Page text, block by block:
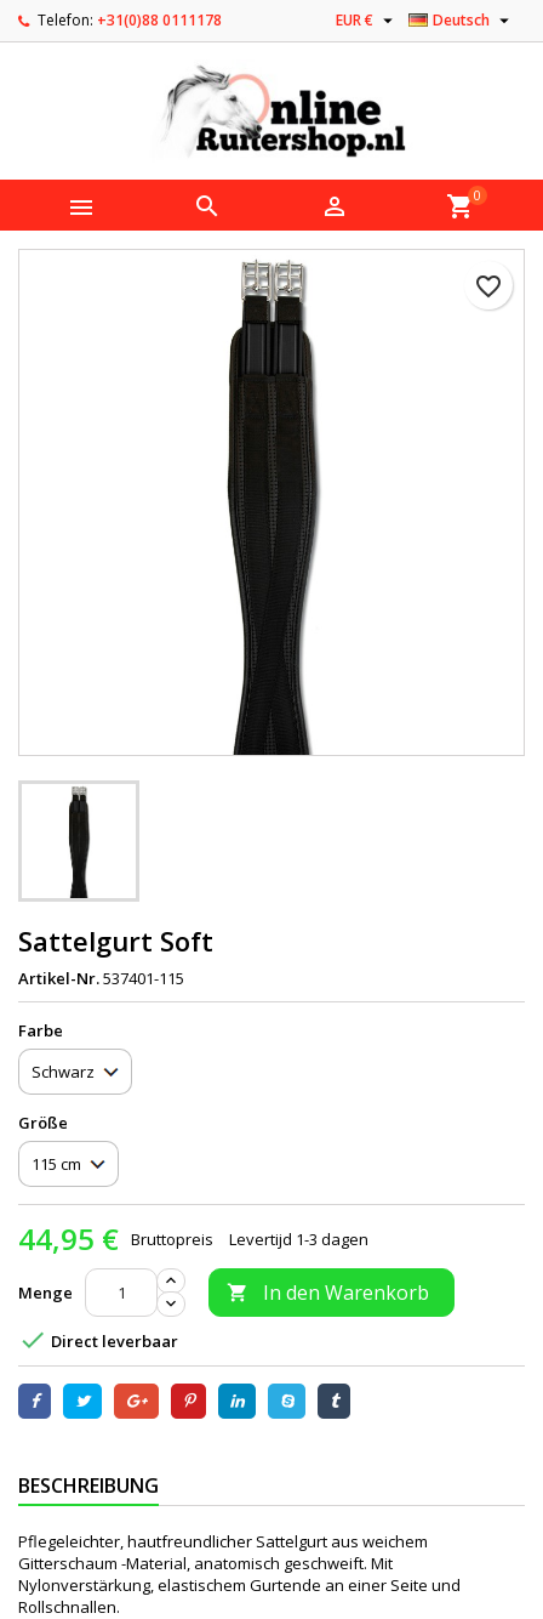
Telefon: +31(0)88 0111178 Deutsch 
EUR € 
   shopping_cart0
favorite_border
Sattelgurt Soft
Artikel-Nr.537401-115
Farbe
Größe
44,95 € Bruttopreis Levertijd 1-3 dagen
Menge  In den Warenkorb
 Direct leverbaar
BESCHREIBUNG
Pflegeleichter, hautfreundlicher Sattelgurt aus weichem
Gitterschaum -Material, anatomisch geschweift. Mit
Nylonverstärkung, elastischem Gurtende an einer Seite und
Rollschnallen.